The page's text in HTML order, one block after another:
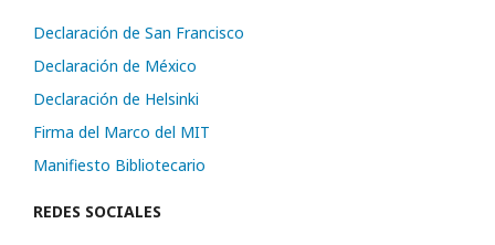
Declaración de San Francisco
Declaración de México
Declaración de Helsinki
Firma del Marco del MIT
Manifiesto Bibliotecario
REDES SOCIALES